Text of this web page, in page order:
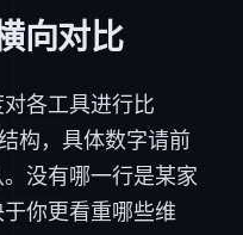
向对比
各工具进行比
构，具体数字请前
没有哪一行是某家
你更看重哪些维